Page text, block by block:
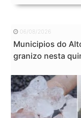
06/08/2026
Municipios do
granizo nesta